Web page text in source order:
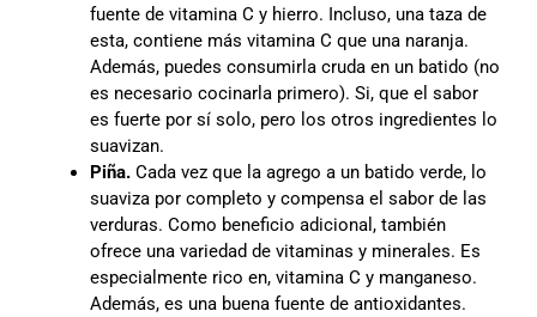
fuente de vitamina C y hierro. Incluso, una taza de
esta, contiene más vitamina C que una naranja.
Además, puedes consumirla cruda en un batido (no
es necesario cocinarla primero). Si, que el sabor
es fuerte por sí solo, pero los otros ingredientes lo
suavizan.
Piña. Cada vez que la agrego a un batido verde, lo
suaviza por completo y compensa el sabor de las
verduras. Como beneficio adicional, también
ofrece una variedad de vitaminas y minerales. Es
especialmente rico en, vitamina C y manganeso.
Además, es una buena fuente de antioxidantes.